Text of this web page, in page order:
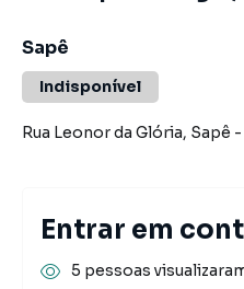
Sapê
Indisponível
Rua Leonor da Glória, Sapê -
Entrar em
5 pessoas